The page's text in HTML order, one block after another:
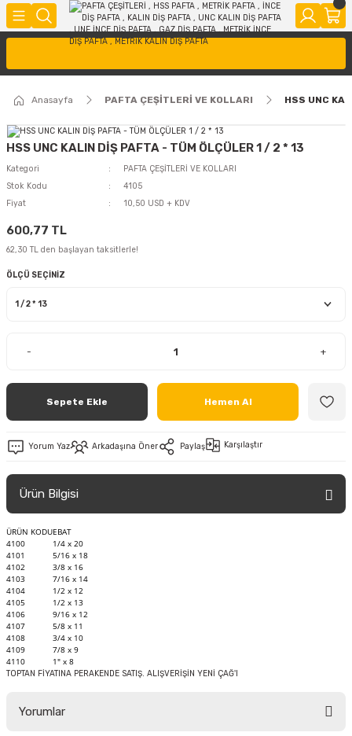
Anasayfa PAFTA ÇEŞİTLERİ VE KOLLARI HSS UNC
HSS UNC KALIN DİŞ PAFTA - TÜM ÖLÇÜLER 1 / 2 * 13
Kategori
PAFTA ÇEŞİTLERİ VE KOLLARI
Stok Kodu
4105
Fiyat
10,50 USD + KDV
600,77 TL
62,30 TL den başlayan taksitlerle!
ÖLÇÜ SEÇİNİZ
- +
Sepete Ekle Hemen Al
Yorum Yaz Arkadaşına Öner Paylaş Karşılaştır
Ürün Bilgisi
ÜRÜN KODUEBAT
4100
1/4 x 20
4101
5/16 x 18
4102
3/8 x 16
4103
7/16 x 14
4104
1/2 x 12
4105
1/2 x 13
4106
9/16 x 12
4107
5/8 x 11
4108
3/4 x 10
4109
7/8 x 9
4110
1" x 8
TOPTAN FİYATINA PERAKENDE SATIŞ. ALIŞVERİŞİN YENİ ÇAĞ'I
Yorumlar